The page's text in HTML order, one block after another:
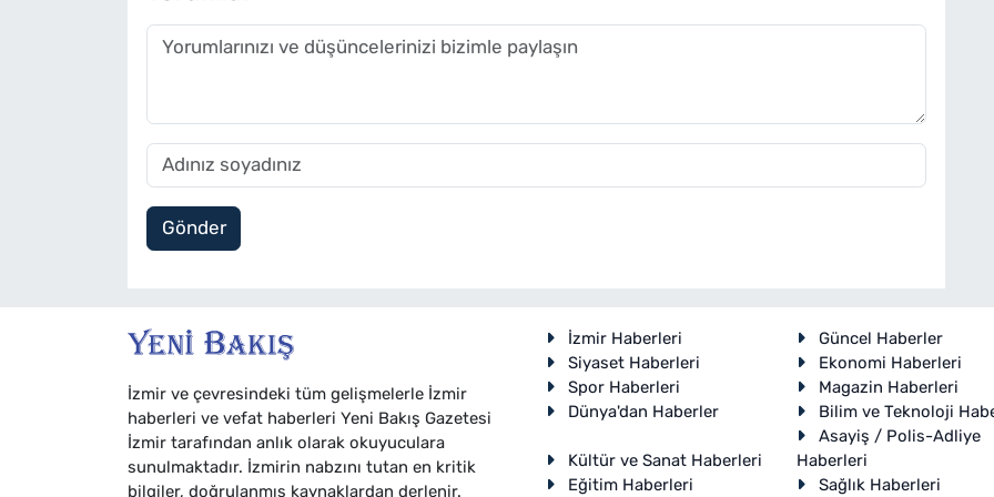
Gönder
İzmir ve çevresindeki tüm gelişmelerle İzmir
haberleri ve vefat haberleri Yeni Bakış Gazetesi
İzmir tarafından anlık olarak okuyuculara
sunulmaktadır. İzmirin nabzını tutan en kritik
bilgiler, doğrulanmış kaynaklardan derlenir.
İzmir Haberleri
Güncel Haberler
Siyaset Haberleri
Ekonomi Haberleri
Spor Haberleri
Magazin Haberleri
Dünya'dan Haberler
Bilim ve Teknoloji
Kültür ve Sanat Haberleri
Asayiş / Polis-Adliye
Haberleri
Eğitim Haberleri
Sağlık Haberleri